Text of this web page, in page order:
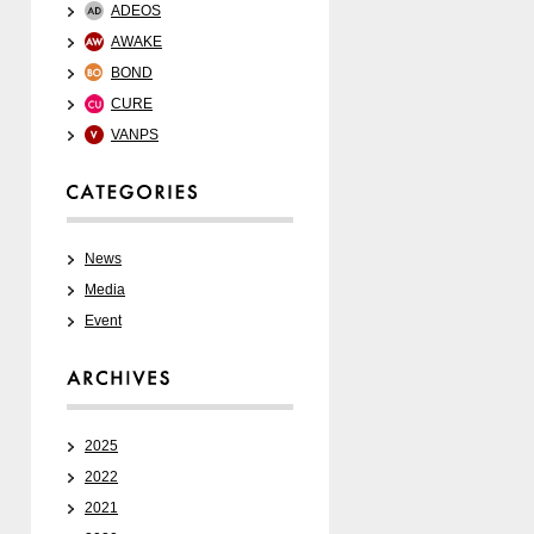
ADEOS
AWAKE
BOND
CURE
VANPS
News
Media
Event
2025
2022
2021